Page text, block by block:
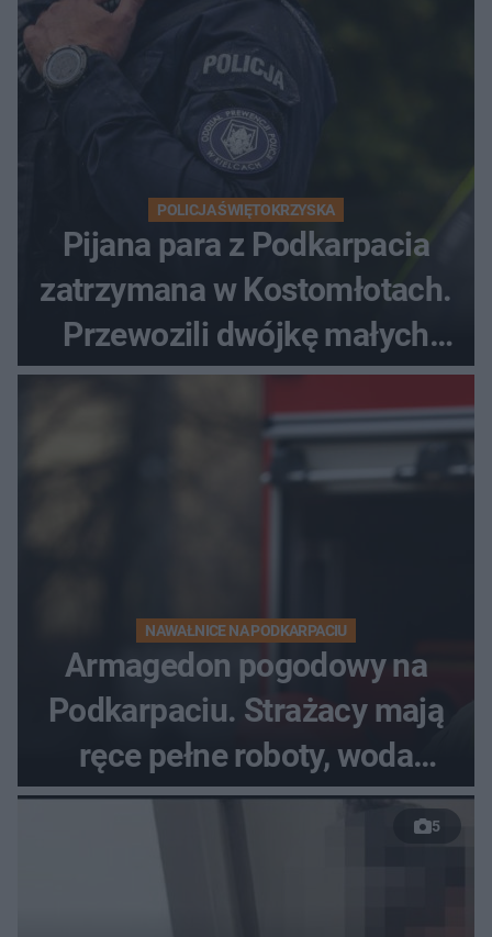
POLICJA ŚWIĘTOKRZYSKA
Pijana para z Podkarpacia
zatrzymana w Kostomłotach.
Przewozili dwójkę małych
dzieci
NAWAŁNICE NA PODKARPACIU
Armagedon pogodowy na
Podkarpaciu. Strażacy mają
ręce pełne roboty, woda
zalewa posesje i budynki
5